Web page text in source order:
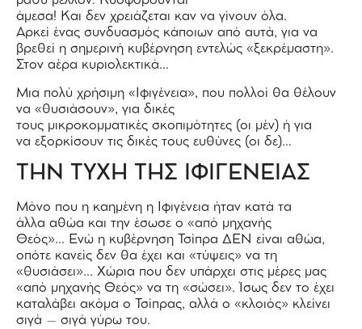
άμεσα! Και δεν χρειάζεται καν να γίνουν όλα.
Αρκεί ένας συνδυασμός κάποιων από αυτά, για να
βρεθεί η σημερινή κυβέρνηση εντελώς «ξεκρέμαστη».
Στον αέρα κυριολεκτικά…
Μια πολύ χρήσιμη «Ιφιγένεια», που πολλοί θα θέλουν
να «θυσιάσουν», για δικές
τους μικροκομματικές σκοπιμότητες (οι μέν) ή για
να εξορκίσουν τις δικές τους ευθύνες (οι δε)…
ΤΗΝ ΤΥΧΗ ΤΗΣ ΙΦΙΓΕΝΕΙΑΣ
Μόνο που η καημένη η Ιφιγένεια ήταν κατά τα
άλλα αθώα και την έσωσε ο «από μηχανής
Θεός»… Ενώ η κυβέρνηση Τσίπρα ΔΕΝ είναι αθώα,
οπότε κανείς δεν θα έχει και «τύψεις» να τη
«θυσιάσει»… Χώρια που δεν υπάρχει στις μέρες μας
«από μηχανής Θεός» να τη «σώσει». Ίσως δεν το έχει
καταλάβει ακόμα ο Τσίπρας, αλλά ο «κλοιός» κλείνει
σιγά – σιγά γύρω του.